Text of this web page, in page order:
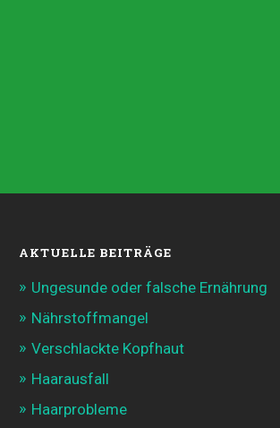
AKTUELLE BEITRÄGE
Ungesunde oder falsche Ernährung
Nährstoffmangel
Verschlackte Kopfhaut
Haarausfall
Haarprobleme